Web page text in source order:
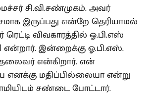
சி.வி.சண்முகம். அவர்
இருப்பது என்றே தெரியாமல்
ரெட்டி விவகாரத்தில் ஓ.பி.எஸ்
என்றார். இன்றைக்கு ஓ.பி.எஸ்.
தலைவர் என்கிறார். என்
எனக்கு மதிப்பில்லையா என்று
சண்டை போட்டார்.